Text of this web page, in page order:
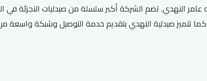
في مجال الصيدلة تأسست عام 1986 ميلادي على يد عبد الله عامر النهدي. تضم الشركة أكبر سلسلة